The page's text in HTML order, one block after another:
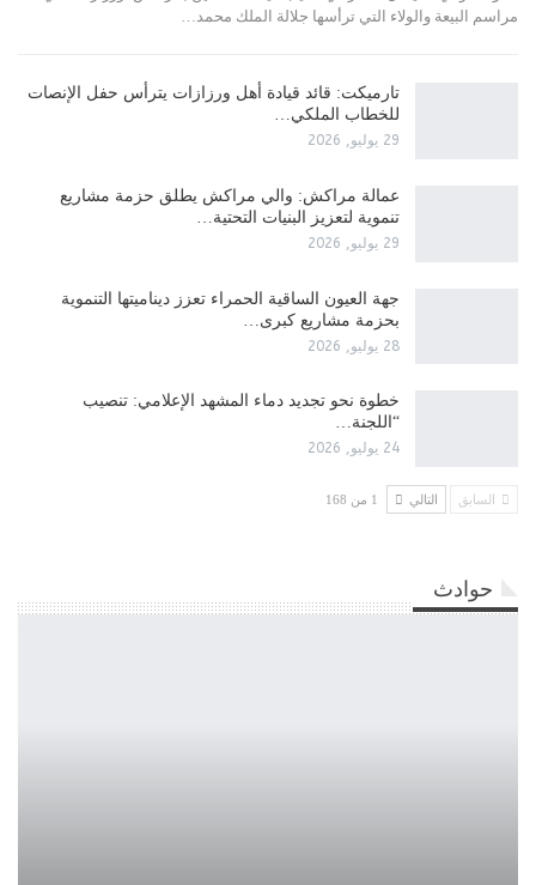
مراسم البيعة والولاء التي ترأسها جلالة الملك محمد…
تارميكت: قائد قيادة أهل ورزازات يترأس حفل الإنصات
للخطاب الملكي…
29 يوليو, 2026
عمالة مراكش: والي مراكش يطلق حزمة مشاريع
تنموية لتعزيز البنيات التحتية…
29 يوليو, 2026
جهة العيون الساقية الحمراء تعزز ديناميتها التنموية
بحزمة مشاريع كبرى…
28 يوليو, 2026
​خطوة نحو تجديد دماء المشهد الإعلامي: تنصيب
“اللجنة…
24 يوليو, 2026
السابق التالي 1 من 168
حوادث